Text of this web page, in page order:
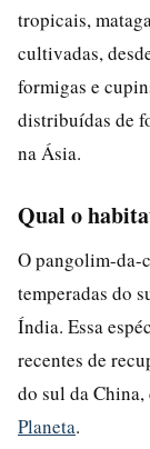
tropicais,
cultivadas,
formigas e
distribuídas de
na Ásia.
Qual o
O pangolim-da-
temperadas do
Índia. Essa
recentes de
do sul da
Planeta.